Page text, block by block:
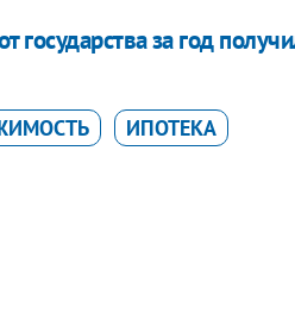
государства за год
ИПОТЕКА